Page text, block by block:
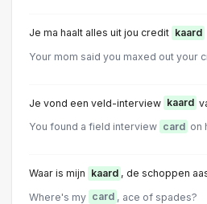
Je ma haalt alles uit jou credit kaard
Your mom said you maxed out your
Je vond een veld-interview kaard
You found a field interview card on
Waar is mijn kaard , de schoppen
Where's my card , ace of spades?